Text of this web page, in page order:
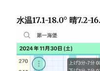
水温17.1-18.0° 晴7.2-